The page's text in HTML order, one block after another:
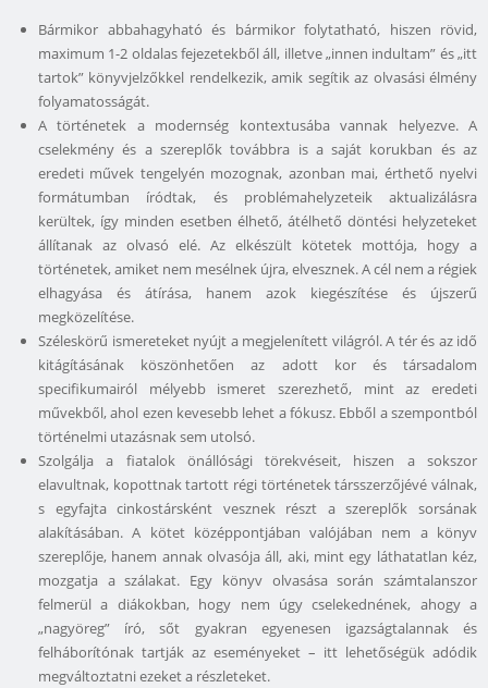
Bármikor abbahagyható és bármikor folytatható, hiszen rövid,
maximum 1-2 oldalas fejezetekből áll, illetve „innen indultam” és „itt
tartok” könyvjelzőkkel rendelkezik, amik segítik az olvasási élmény
folyamatosságát.
A történetek a modernség kontextusába vannak helyezve. A
cselekmény és a szereplők továbbra is a saját korukban és az
eredeti művek tengelyén mozognak, azonban mai, érthető nyelvi
formátumban íródtak, és problémahelyzeteik aktualizálásra
kerültek, így minden esetben élhető, átélhető döntési helyzeteket
állítanak az olvasó elé. Az elkészült kötetek mottója, hogy a
történetek, amiket nem mesélnek újra, elvesznek. A cél nem a régiek
elhagyása és átírása, hanem azok kiegészítése és újszerű
megközelítése.
Széleskörű ismereteket nyújt a megjelenített világról. A tér és az idő
kitágításának köszönhetően az adott kor és társadalom
specifikumairól mélyebb ismeret szerezhető, mint az eredeti
művekből, ahol ezen kevesebb lehet a fókusz. Ebből a szempontból
történelmi utazásnak sem utolsó.
Szolgálja a fiatalok önállósági törekvéseit, hiszen a sokszor
elavultnak, kopottnak tartott régi történetek társszerzőjévé válnak,
s egyfajta cinkostársként vesznek részt a szereplők sorsának
alakításában. A kötet középpontjában valójában nem a könyv
szereplője, hanem annak olvasója áll, aki, mint egy láthatatlan kéz,
mozgatja a szálakat. Egy könyv olvasása során számtalanszor
felmerül a diákokban, hogy nem úgy cselekednének, ahogy a
„nagyöreg” író, sőt gyakran egyenesen igazságtalannak és
felháborítónak tartják az eseményeket – itt lehetőségük adódik
megváltoztatni ezeket a részleteket.